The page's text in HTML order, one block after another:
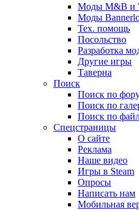
Моды M&B и
Моды
Тех. помощь
Посольство
Разработка
Другие игры
Таверна
Поиск
Поиск по
Поиск по
Поиск по
Спецстраницы
О сайте
Реклама
Наше видео
Игры в Steam
Опросы
Написать нам
Мобильная